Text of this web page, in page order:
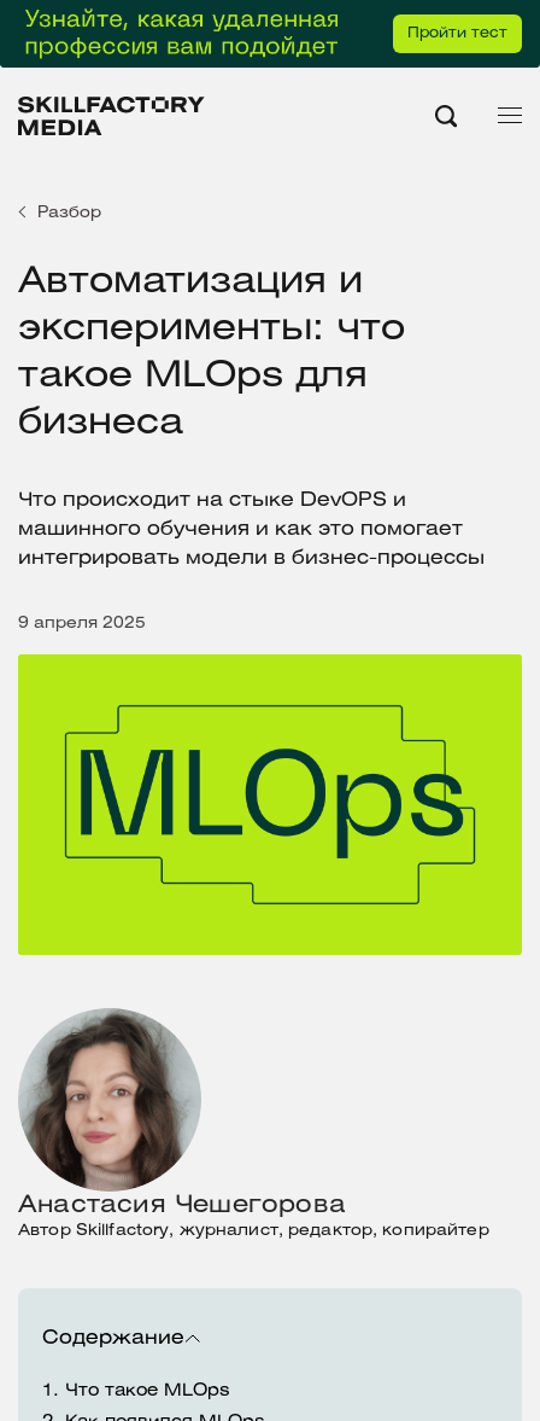
Пройти тест
Разбор
Автоматизация и
эксперименты: что
такое MLOps для
бизнеса
Что происходит на стыке DevOPS и
машинного обучения и как это помогает
интегрировать модели в бизнес-процессы
9 апреля 2025
Содержание
1. Что такое MLOps
Анастасия Чешегорова
Автор Skillfactory, журналист, редактор, копирайтер